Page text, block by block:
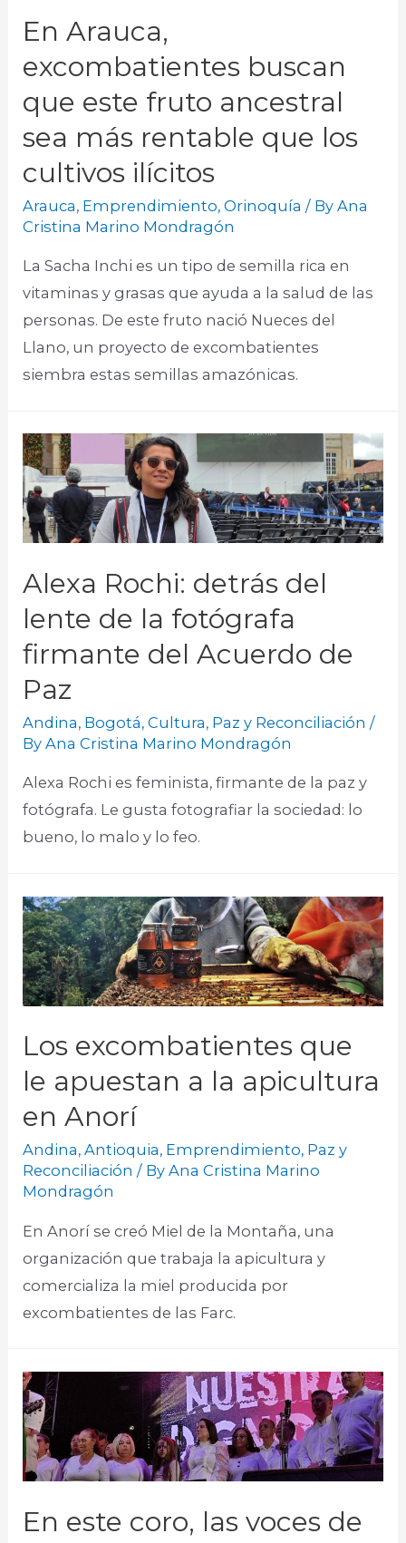
En Arauca,
excombatientes buscan
que este fruto ancestral
sea más rentable que los
cultivos ilícitos
Arauca, Emprendimiento,Orinoquía / ByAna
Cristina Marino Mondragón
La Sacha Inchi es un tipo de semilla rica en
vitaminas y grasas que ayuda a la salud de las
personas. De este fruto nació Nueces del
Llano, un proyecto de excombatientes
siembra estas semillas amazónicas.​
Alexa Rochi: detrás del
lente de la fotógrafa
firmante del Acuerdo de
Paz
Andina, Bogotá,Cultura, Paz y Reconciliación /
ByAna Cristina Marino Mondragón
Alexa Rochi es feminista, firmante de la paz y
fotógrafa. Le gusta fotografiar la sociedad: lo
bueno, lo malo y lo feo.​
Los excombatientes que
le apuestan a la apicultura
en Anorí
Andina,Antioquia, Emprendimiento, Paz y
Reconciliación / ByAna Cristina Marino
Mondragón
En Anorí se creó Miel de la Montaña, una
organización que trabaja la apicultura y
comercializa la miel producida por
excombatientes de las Farc.​
En este coro, las voces de